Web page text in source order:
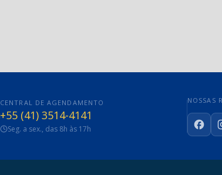
CENTRAL DE AGENDAMENTO
+55 (41) 3514-4141
Seg. a sex., das 8h às 17h
NOSSAS